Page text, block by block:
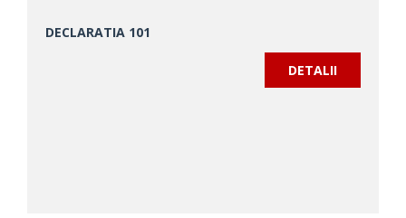
DECLARATIA 101
DETALII